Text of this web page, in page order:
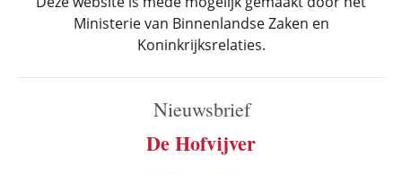
Ministerie van Binnenlandse Zaken en
Koninkrijksrelaties.
Nieuwsbrief
De Hofvijver